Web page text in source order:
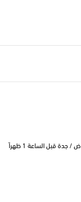
قبل الساعة 1 ظهراً